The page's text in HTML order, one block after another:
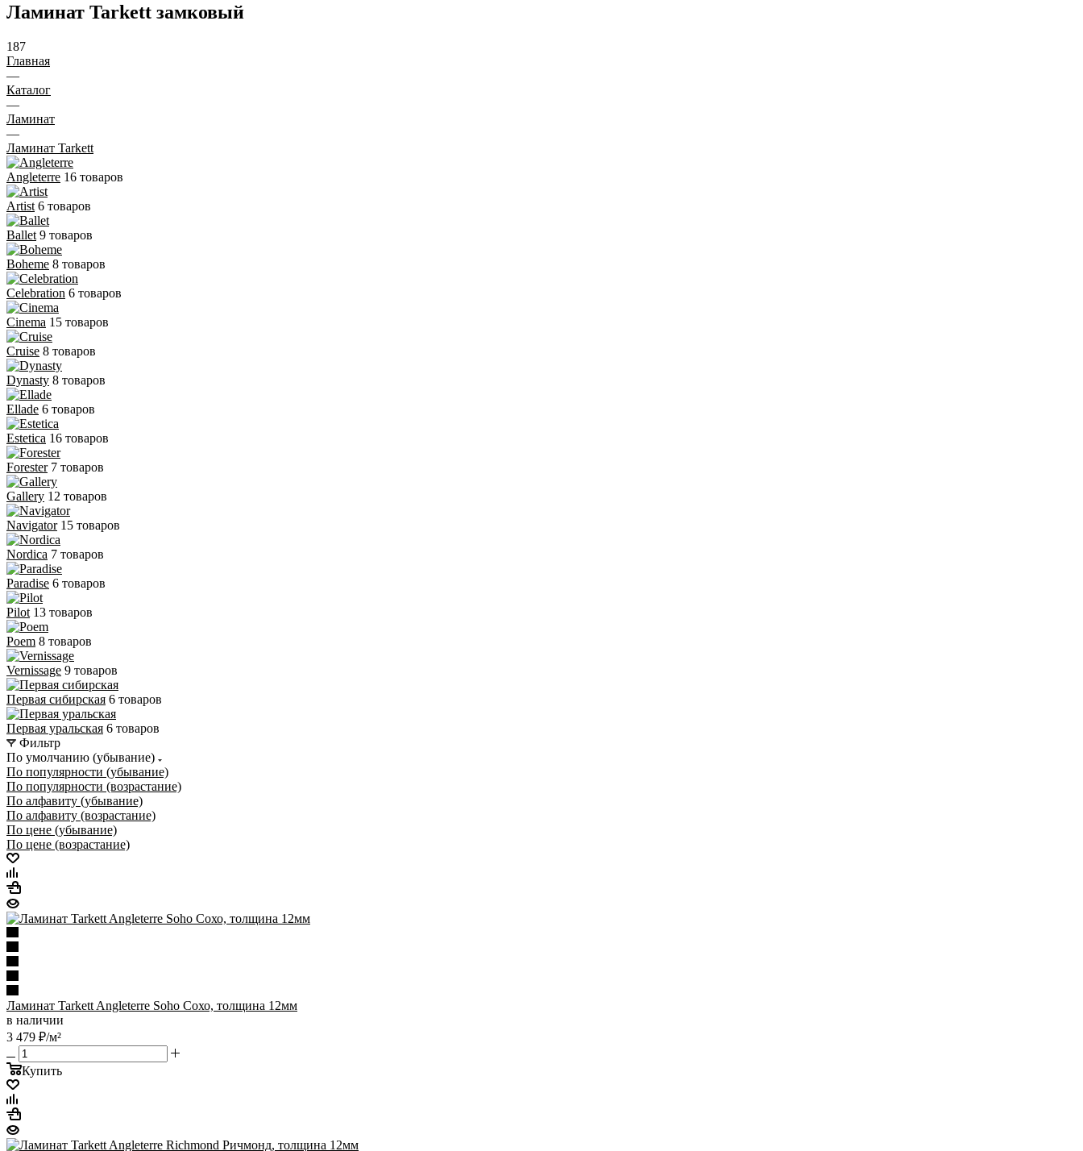
Ламинат Tarkett замковый
187
Главная
—
Каталог
—
Ламинат
—
Ламинат Tarkett
Angleterre 16 товаров
Artist 6 товаров
Ballet 9 товаров
Boheme 8 товаров
Celebration 6 товаров
Cinema 15 товаров
Cruise 8 товаров
Dynasty 8 товаров
Ellade 6 товаров
Estetica 16 товаров
Forester 7 товаров
Gallery 12 товаров
Navigator 15 товаров
Nordica 7 товаров
Paradise 6 товаров
Pilot 13 товаров
Poem 8 товаров
Vernissage 9 товаров
Первая сибирская 6 товаров
Первая уральская 6 товаров
Фильтр
По умолчанию (убывание)
По популярности (убывание)
По популярности (возрастание)
По алфавиту (убывание)
По алфавиту (возрастание)
По цене (убывание)
По цене (возрастание)
Ламинат Tarkett Angleterre Soho Сохо, толщина 12мм
в наличии
3 479 ₽/м²
Купить